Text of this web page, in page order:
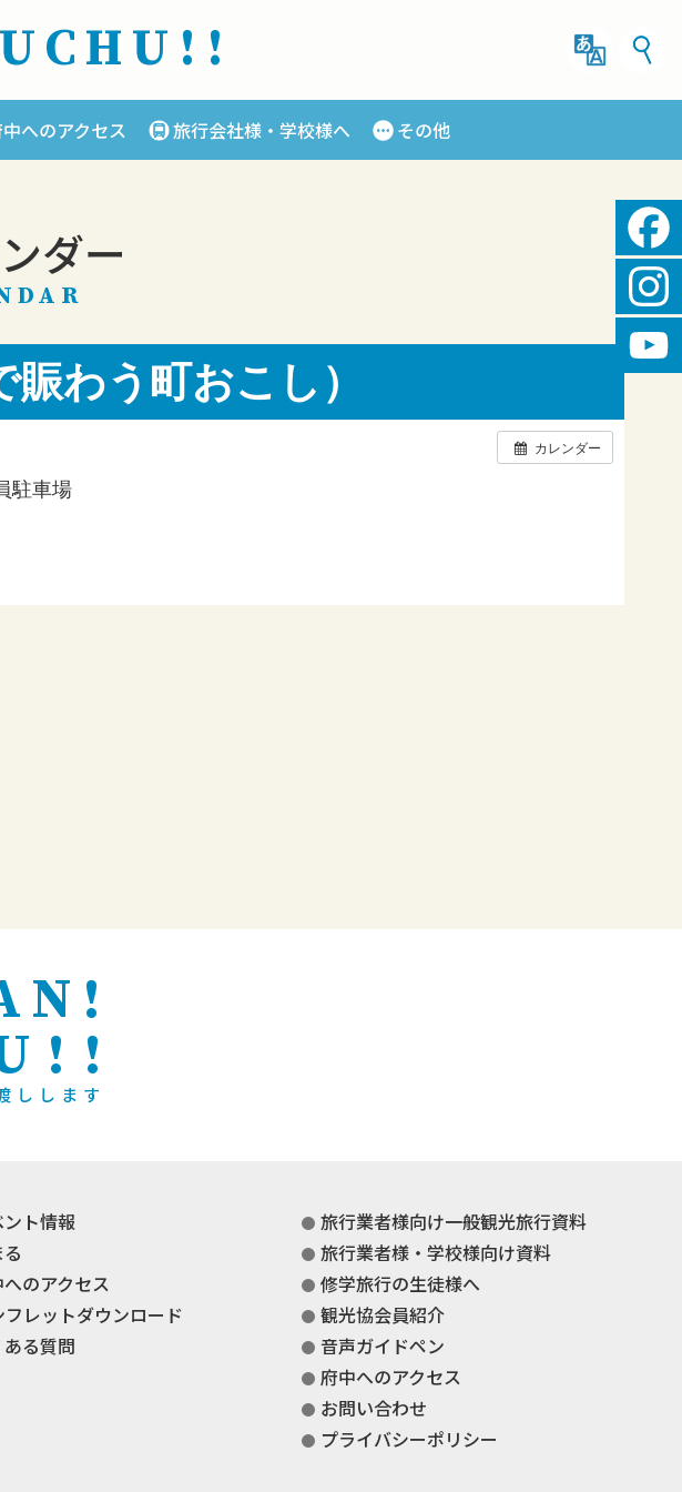
へのアクセス 旅行会社様・学校様へ その他
ダー
わう町おこし）
カレンダー
駐車場
しします
ト情報
のアクセス
フレットダウンロード
ある質問
旅行業者様向け一般観光旅行資料
旅行業者様・学校様向け資料
修学旅行の生徒様へ
観光協会員紹介
音声ガイドペン
府中へのアクセス
お問い合わせ
プライバシーポリシー